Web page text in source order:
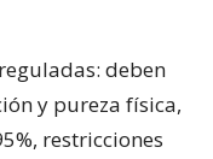
deben
y pureza física,
restricciones